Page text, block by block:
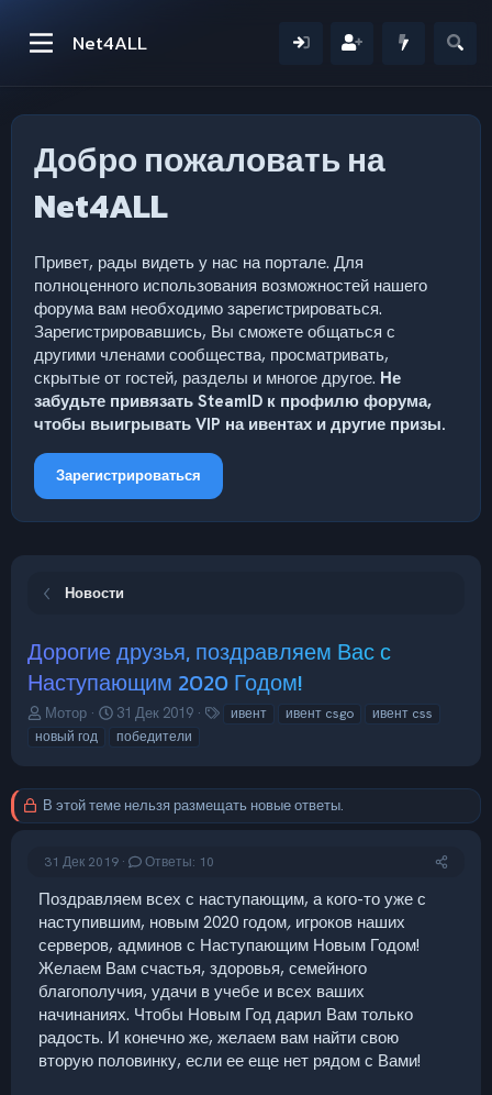
Net4ALL
Добро пожаловать на
Net4ALL
Привет, рады видеть у нас на портале. Для
полноценного использования возможностей нашего
форума вам необходимо зарегистрироваться.
Зарегистрировавшись, Вы сможете общаться с
другими членами сообщества, просматривать,
скрытые от гостей, разделы и многое другое. Не
забудьте привязать SteamID к профилю форума,
чтобы выигрывать VIP на ивентах и другие призы.
Зарегистрироваться
Новости
Дорогие друзья, поздравляем Вас с
Наступающим 2020 Годом!
А
в
т
р
т
ы
Мотор
Д
а
т
н
а
л
31 Дек 2019
Т ивент ивент csgo
ивент css
новый год
победители
В этой теме нельзя размещать новые ответы.
31 Дек 2019 Ответы: 10
Поздравляем всех с наступающим, а кого-то уже с
наступившим, новым 2020 годом, игроков наших
серверов, админов с Наступающим Новым Годом!
Желаем Вам счастья, здоровья, семейного
благополучия, удачи в учебе и всех ваших
начинаниях. Чтобы Новым Год дарил Вам только
радость. И конечно же, желаем вам найти свою
вторую половинку, если ее еще нет рядом с Вами!